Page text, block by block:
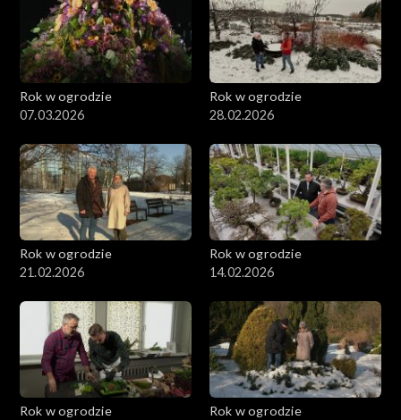
Rok w ogrodzie
07.03.2026
Rok w ogrodzie
28.02.2026
Rok w ogrodzie
21.02.2026
Rok w ogrodzie
14.02.2026
Rok w ogrodzie
Rok w ogrodzie